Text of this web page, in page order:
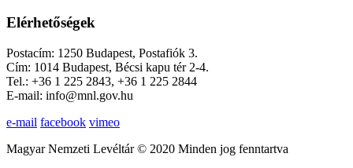
Elérhetőségek
Postacím: 1250 Budapest, Postafiók 3.
Cím: 1014 Budapest, Bécsi kapu tér 2-4.
Tel.: +36 1 225 2843, +36 1 225 2844
E-mail: info@mnl.gov.hu
e-mail facebook vimeo
Magyar Nemzeti Levéltár © 2020 Minden jog fenntartva